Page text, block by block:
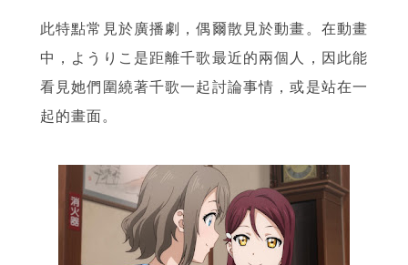
此特點常見於廣播劇，偶爾散見於動畫。在動畫
中，ようりこ是距離千歌最近的兩個人，因此能
看見她們圍繞著千歌一起討論事情，或是站在一
起的畫面。